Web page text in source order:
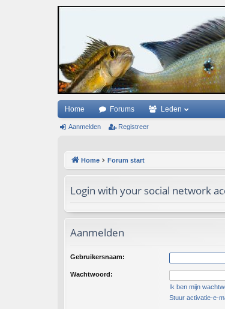
Home Forums Leden
Aanmelden Registreer
Home Forum start
Login with your social network
Aanmelden
Gebruikersnaam:
Wachtwoord:
Ik ben mijn
Stuur activatie-e-